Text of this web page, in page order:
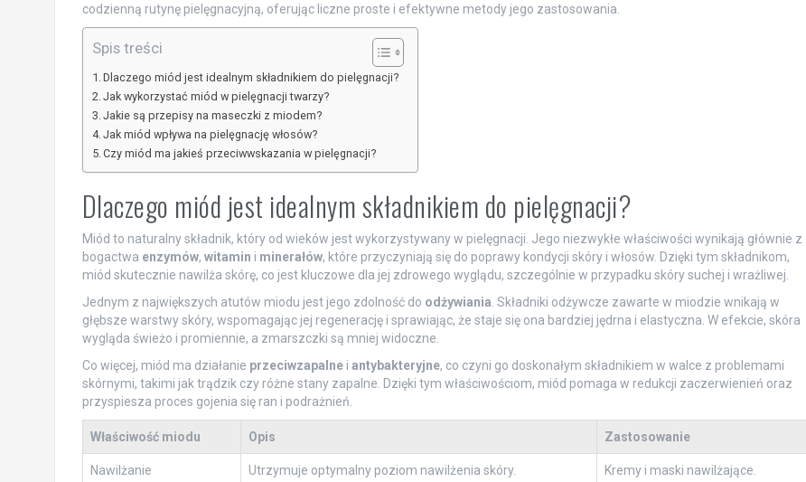
codzienną rutynę pielęgnacyjną, oferując liczne proste i efektywne metody jego zastosowania.
Spis treści
Dlaczego miód jest idealnym składnikiem do pielęgnacji?
Jak wykorzystać miód w pielęgnacji twarzy?
Jakie są przepisy na maseczki z miodem?
Jak miód wpływa na pielęgnację włosów?
Czy miód ma jakieś przeciwwskazania w pielęgnacji?
Dlaczego miód jest idealnym składnikiem do pielęgnacji?
Miód to naturalny składnik, który od wieków jest wykorzystywany w pielęgnacji. Jego niezwykłe właściwości wynikają głównie z
bogactwa enzymów, witamin i minerałów, które przyczyniają się do poprawy kondycji skóry i włosów. Dzięki tym składnikom,
miód skutecznie nawilża skórę, co jest kluczowe dla jej zdrowego wyglądu, szczególnie w przypadku skóry suchej i wrażliwej.
Jednym z największych atutów miodu jest jego zdolność do odżywiania . Składniki odżywcze zawarte w miodzie wnikają w
głębsze warstwy skóry, wspomagając jej regenerację i sprawiając, że staje się ona bardziej jędrna i elastyczna. W efekcie, skóra
wygląda świeżo i promiennie, a zmarszczki są mniej widoczne.
Co więcej, miód ma działanie przeciwzapalnei antybakteryjne, co czyni go doskonałym składnikiem w walce z problemami
skórnymi, takimi jak trądzik czy różne stany zapalne. Dzięki tym właściwościom, miód pomaga w redukcji zaczerwienień oraz
przyspiesza proces gojenia się ran i podrażnień.
Właściwość miodu Opis Zastosowanie
Nawilżanie Utrzymuje optymalny poziom nawilżenia skóry. Kremy i maski nawilżające.